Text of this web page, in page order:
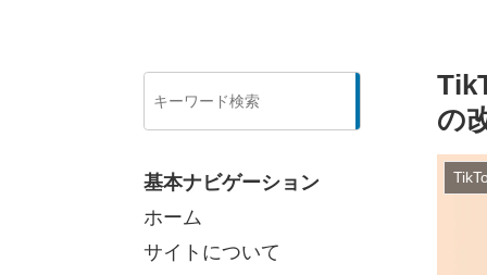
の
基本ナビゲーション
ホーム
サイトについて